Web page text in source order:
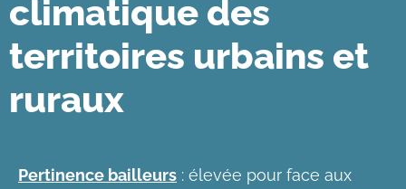
climatique des
territoires urbains et
ruraux
Pertinence bailleurs : élevée pour face aux